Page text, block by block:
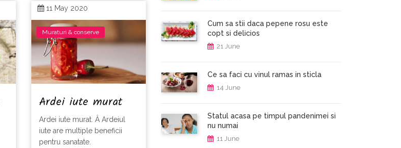
11 May 2020
Muraturi & conserve
Ardei iute murat
Ardei iute murat. Â Ardeiul
iute are multiple beneficii
pentru sanatate.
Cum sa stii daca pepene rosu este
copt si delicios
21 June
Ce sa faci cu vinul ramas in sticla
14 June
Statul acasa pe timpul pandenimei si
nu numai
11 June